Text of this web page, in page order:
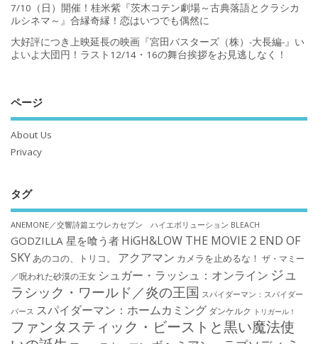
7/10（日）開催！桂米紫『茨木コテン劇場～古典落語とクラシカ
ルシネマ～』合縁奇縁！恋はいつでも偶然に
大好評につき上映延長の映画『宮田バスターズ（株）-大長編-』い
よいよ大団円！ラスト12/14・16の舞台挨拶をお見逃しなく！
ページ
About Us
Privacy
タグ
ANEMONE／交響詩篇エウレカセブン ハイエボリューション BLEACH
GODZILLA 星を喰う者 HiGH&LOW THE MOVIE 2 END OF
SKYあのコの、トリコ。 アクアマン カメラを止めるな！ ザ・マミー
／呪われた砂漠の王女 シュガー・ラッシュ：オンライン ジュ
ラシック・ワールド／炎の王国 スパイダーマン：スパイダー
バース スパイダーマン：ホームカミング ダンケルク トリガール！
ファンタスティック・ビーストと黒い魔法使